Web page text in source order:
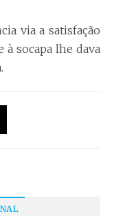
via a satisfação
socapa lhe dava